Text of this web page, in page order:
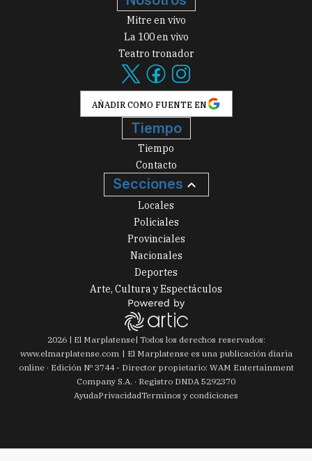
Mitre en vivo
La 100 en vivo
Teatro tronador
AÑADIR COMO FUENTE EN
Tiempo
Tiempo
Contacto
Secciones
Locales
Policiales
Provinciales
Nacionales
Deportes
Arte, Cultura y Espectáculos
2026| El Marplatense| Todos los derechos reservados:
www.elmarplatense.com
El Marplatense es una publicación diaria
online · Edición Nº 3744- Director propietario: WAM Entertainment
Company S.A. · Registro DNDA 5292370
AyudaPrivacidadTerminos y condiciones